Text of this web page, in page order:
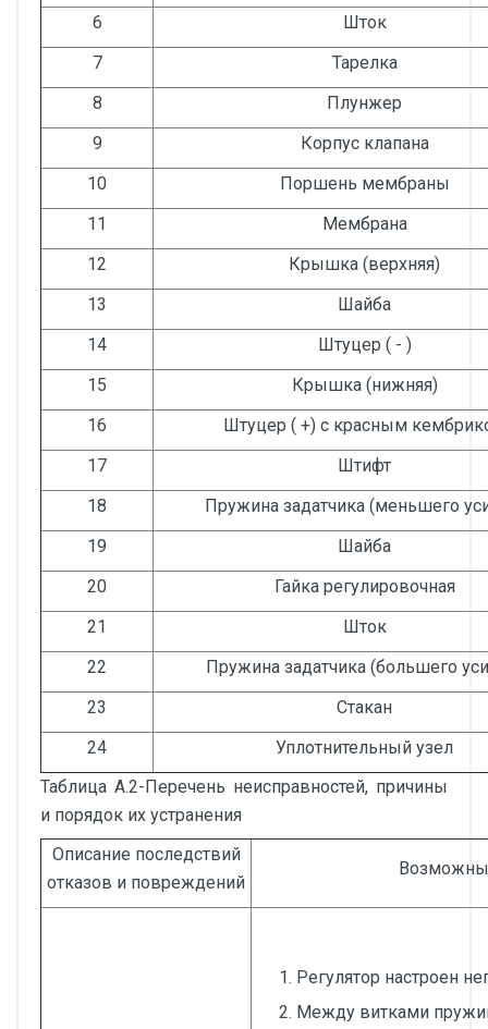
6
Шток
7
Тарелка
8
Плунжер
9
Корпус клапана
10
Поршень мембраны
11
Мембрана
12
Крышка (верхняя)
13
Шайба
14
Штуцер ( - )
15
Крышка (нижняя)
16
Штуцер ( +) с красным
17
Штифт
18
Пружина задатчика (меньшего
19
Шайба
20
Гайка регулировочная
21
Шток
22
Пружина задатчика (большего
23
Стакан
24
Уплотнительный узел
Таблица А.2-Перечень неисправностей, причины
и порядок их устранения
Описание последствий
отказов и повреждений
Регулятор настроен
Между витками